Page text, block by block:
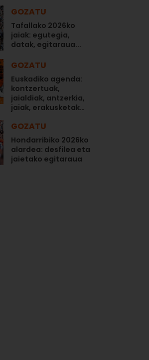
GOZATU
Tafallako 2026ko
jaiak: egutegia,
datak, egitaraua...
GOZATU
Euskadiko agenda:
kontzertuak,
jaialdiak, antzerkia,
jaiak, erakusketak…
GOZATU
Hondarribiko 2026ko
alardea: desfilea eta
jaietako egitaraua